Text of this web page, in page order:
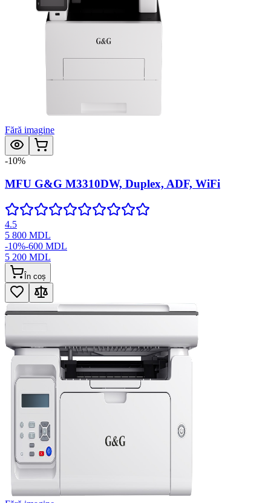
Fără imagine
-10%
MFU G&G M3310DW, Duplex, ADF, WiFi
4.5
5 800 MDL
-10%-600 MDL
5 200 MDL
În coș